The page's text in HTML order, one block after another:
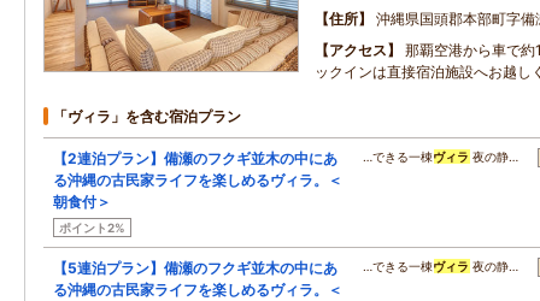
住所
沖縄県国頭郡本部町字備
アクセス
那覇空港から車で
ックインは直接宿泊施設へお越し
「ヴィラ」を含む宿泊プラン
【2連泊プラン】備瀬のフクギ並木の中にあ
る沖縄の古民家ライフを楽しめるヴィラ。＜
朝食付＞
ポイント2%
…できる一棟ヴィラ 夜の静…
【5連泊プラン】備瀬のフクギ並木の中にあ
る沖縄の古民家ライフを楽しめるヴィラ。＜
…できる一棟ヴィラ 夜の静…